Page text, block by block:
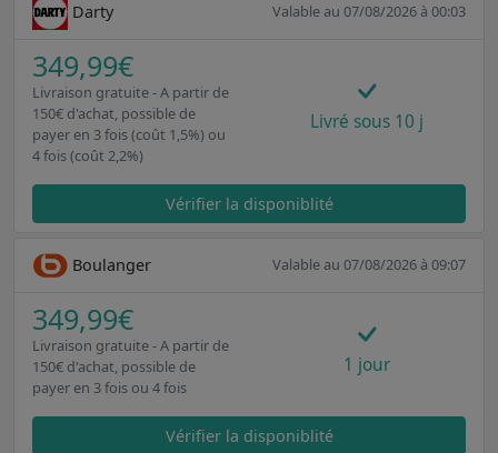
Darty Valable au 07/08/2026 à 00:03
349,99€
Livraison gratuite - A partir de
150€ d'achat, possible de
payer en 3 fois (coût 1,5%) ou
4 fois (coût 2,2%)
Livré sous 10 j
Vérifier la disponiblité
Boulanger Valable au 07/08/2026 à 09:07
349,99€
Livraison gratuite - A partir de
150€ d'achat, possible de
payer en 3 fois ou 4 fois
1 jour
Vérifier la disponiblité